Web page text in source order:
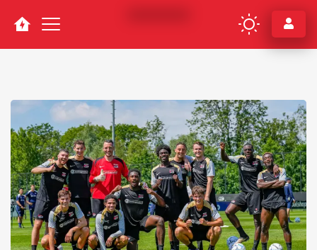
Navigation